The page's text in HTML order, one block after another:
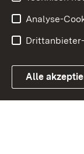
Analyse-
Alle